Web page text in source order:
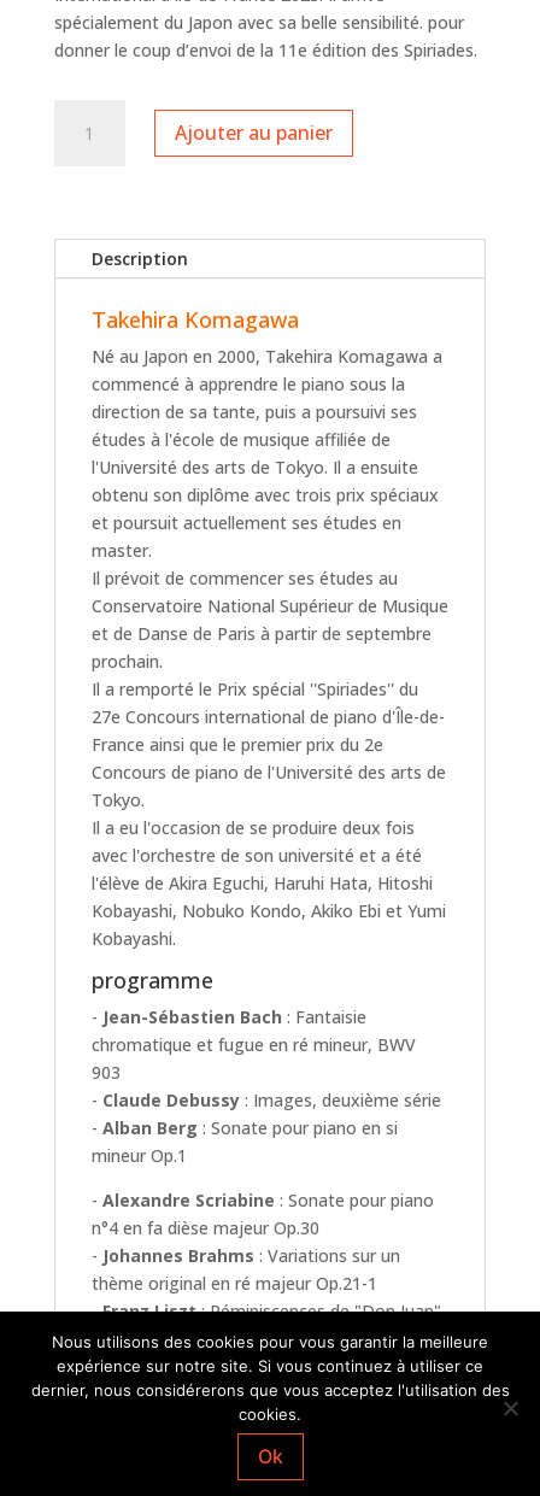
spécialement du Japon avec sa belle sensibilité. pour
donner le coup d’envoi de la 11e édition des Spiriades.
Ajouter au panier
Description
Takehira Komagawa
Né au Japon en 2000, Takehira Komagawa a
commencé à apprendre le piano sous la
direction de sa tante, puis a poursuivi ses
études à l'école de musique affiliée de
l'Université des arts de Tokyo. Il a ensuite
obtenu son diplôme avec trois prix spéciaux
et poursuit actuellement ses études en
master.
Il prévoit de commencer ses études au
Conservatoire National Supérieur de Musique
et de Danse de Paris à partir de septembre
prochain.
Il a remporté le Prix spécial ''Spiriades'' du
27e Concours international de piano d'Île-de-
France ainsi que le premier prix du 2e
Concours de piano de l'Université des arts de
Tokyo.
Il a eu l'occasion de se produire deux fois
avec l'orchestre de son université et a été
l'élève de Akira Eguchi, Haruhi Hata, Hitoshi
Kobayashi, Nobuko Kondo, Akiko Ebi et Yumi
Kobayashi.
programme
- Jean-Sébastien Bach : Fantaisie
chromatique et fugue en ré mineur, BWV
903
- Claude Debussy: Images, deuxième série
- Alban Berg : Sonate pour piano en si
mineur Op.1
- Alexandre Scriabine : Sonate pour piano
n°4 en fa dièse majeur Op.30
- Johannes Brahms : Variations sur un
thème original en ré majeur Op.21-1
-FranzLiszt: Réminiscences de "Don Juan"
S.418 R.228
Nous utilisons des cookies pour vous garantir la meilleure
expérience sur notre site. Si vous continuez à utiliser ce
dernier, nous considérerons que vous acceptez l'utilisation des
cookies.
Ok